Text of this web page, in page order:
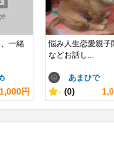
一緒
1,000円
悩み人生恋愛親子
などお話し...
あまひで
- (0)